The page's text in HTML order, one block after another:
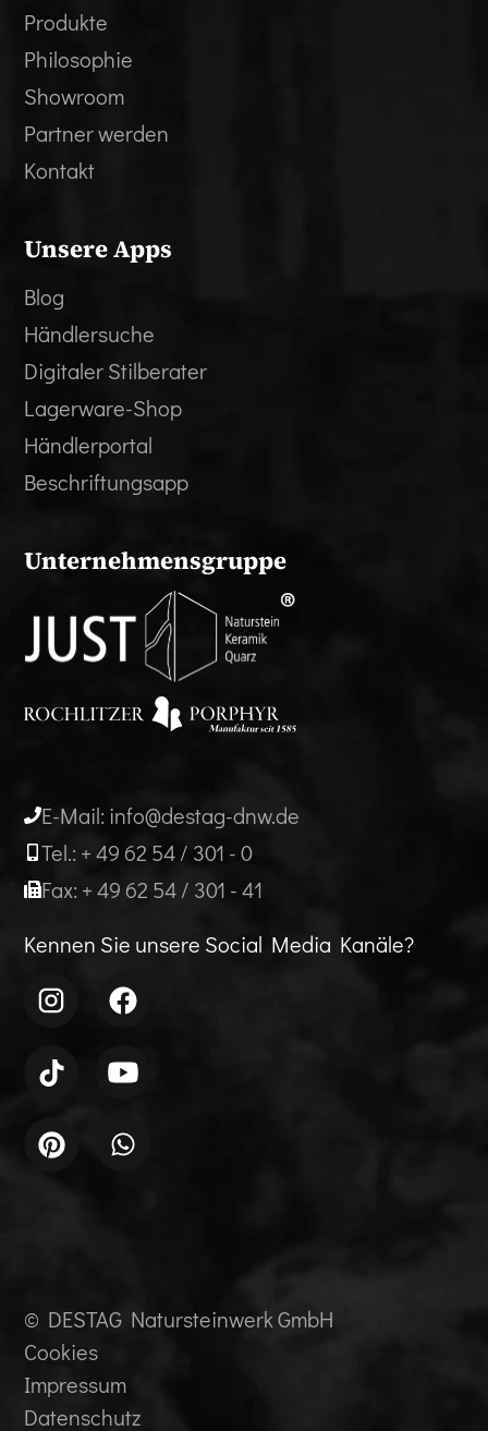
Produkte
Philosophie
Showroom
Partner werden
Kontakt
Unsere Apps
Blog
Händlersuche
Digitaler Stilberater
Lagerware-Shop
Händlerportal
Beschriftungsapp
Unternehmensgruppe
E-Mail: info@destag-dnw.de
Tel.: + 49 62 54 / 301 - 0
Fax: + 49 62 54 / 301 - 41
Kennen Sie unsere Social Media Kanäle?
© DESTAG Natursteinwerk GmbH
Cookies
Impressum
Datenschutz